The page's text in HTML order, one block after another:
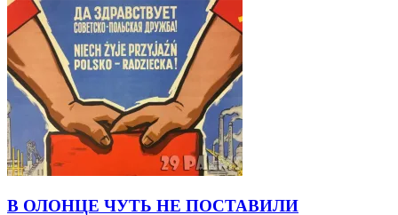
В ОЛОНЦЕ ЧУТЬ НЕ ПОСТАВИЛИ